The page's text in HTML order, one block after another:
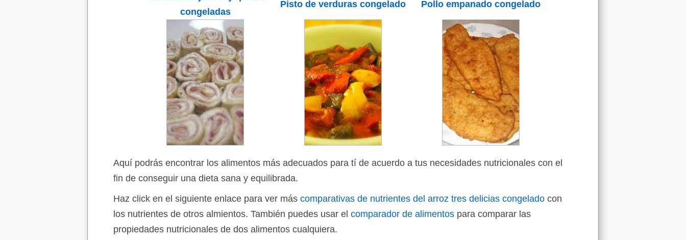
congeladas
Pisto de verduras congelado Pollo empanado congelado
Aquí podrás encontrar los alimentos más adecuados para tí de acuerdo a tus necesidades nutricionales con el
fin de conseguir una dieta sana y equilibrada.
Haz click en el siguiente enlace para ver más comparativas de nutrientes del arroz tres delicias congelado con
los nutrientes de otros almientos. También puedes usar el comparador de alimentos para comparar las
propiedades nutricionales de dos alimentos cualquiera.